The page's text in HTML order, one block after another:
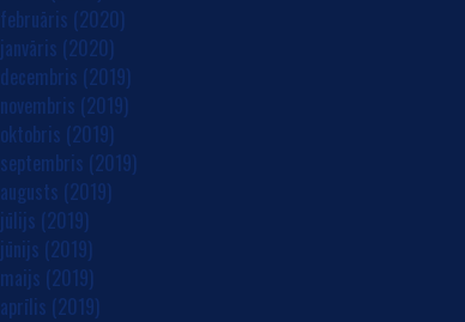
februāris (2020)
janvāris (2020)
decembris (2019)
novembris (2019)
oktobris (2019)
septembris (2019)
augusts (2019)
jūlijs (2019)
jūnijs (2019)
maijs (2019)
aprīlis (2019)